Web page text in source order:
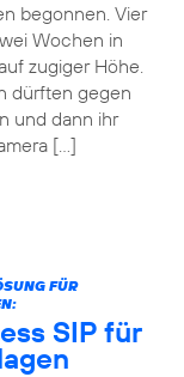
begonnen. Vier
Wochen in
zugiger Höhe.
dürften gegen
und dann ihr
[…]
FÜR
SIP für